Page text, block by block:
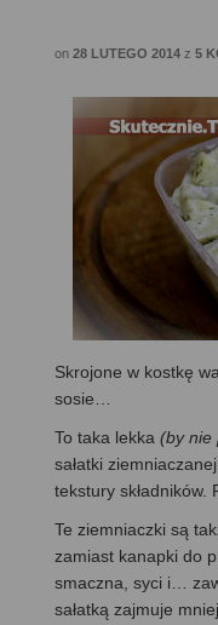
on 28 LUTEGO 2014 z 5
Skrojone w kostkę
sosie…
To taka lekka (by nie
sałatki
tekstury składników.
Te ziemniaczki są
zamiast kanapki do
smaczna, syci i…
sałatką zajmuje